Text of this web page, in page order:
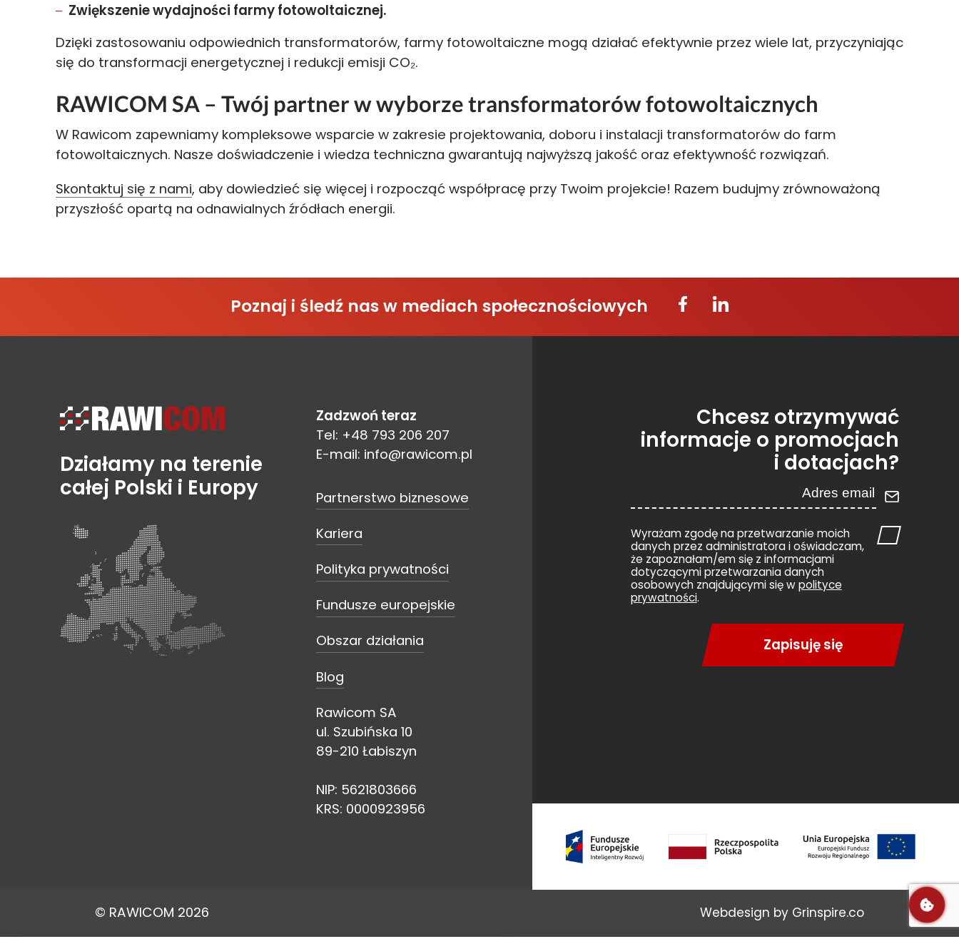
Zwiększenie wydajności farmy fotowoltaicznej.
Dzięki zastosowaniu odpowiednich transformatorów, farmy fotowoltaiczne mogą działać efektywnie przez wiele lat, przyczyniając
się do transformacji energetycznej i redukcji emisji CO₂.
RAWICOM SA – Twój partner w wyborze transformatorów fotowoltaicznych
W Rawicom zapewniamy kompleksowe wsparcie w zakresie projektowania, doboru i instalacji transformatorów do farm
fotowoltaicznych. Nasze doświadczenie i wiedza techniczna gwarantują najwyższą jakość oraz efektywność rozwiązań.
Skontaktuj się z nami, aby dowiedzieć się więcej i rozpocząć współpracę przy Twoim projekcie! Razem budujmy zrównoważoną
przyszłość opartą na odnawialnych źródłach energii.
Poznaj i śledź nas w mediach społecznościowych
Działamy na terenie
całej Polski i Europy
Zadzwoń teraz
Tel: +48 793 206 207
E-mail: info@rawicom.pl
Partnerstwo biznesowe
Kariera
Polityka prywatności
Fundusze europejskie
Obszar działania
Blog
Rawicom SA
ul. Szubińska 10
89-210 Łabiszyn
NIP: 5621803666
KRS: 0000923956
Chcesz otrzymywać
informacje o promocjach
i dotacjach?
Wyrażam zgodę na przetwarzanie moich
danych przez administratora i oświadczam,
że zapoznałam/em się z informacjami
dotyczącymi przetwarzania danych
osobowych znajdującymi się wpolityce
prywatności.
Zapisuję się
© RAWICOM 2026 Webdesign by Grinspire.co